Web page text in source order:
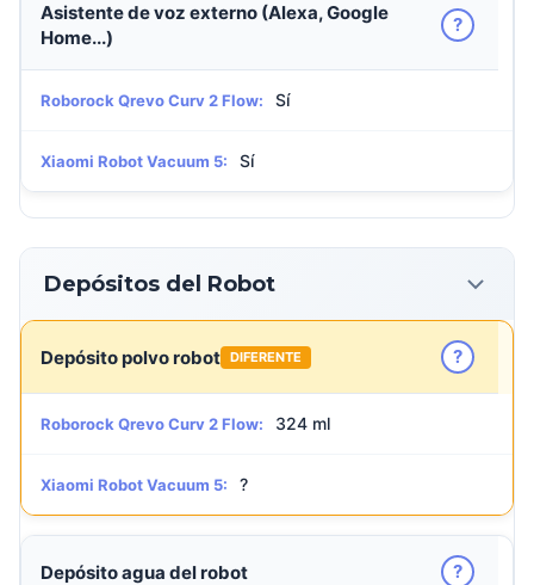
Asistente de voz externo (Alexa, Google
Home...)
?
Roborock Qrevo Curv 2 Flow: Sí
Xiaomi Robot Vacuum 5: Sí
Depósitos del Robot
Depósito polvo robot DIFERENTE ?
Roborock Qrevo Curv 2 Flow: 324 ml
Xiaomi Robot Vacuum 5: ?
Depósito agua del robot ?